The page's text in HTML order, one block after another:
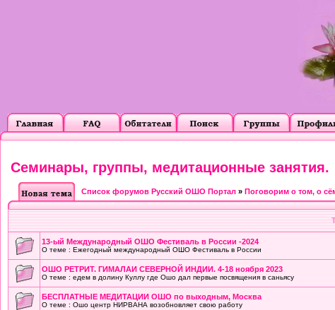
Семинары, группы, медитационные занятия.
Список форумов Русский ОШО Портал » Поговорим о том, о
13-ый Международный ОШО Фестиваль в России -2024
О теме : Ежегодный международный ОШО Фестиваль в России
ОШО РЕТРИТ. ГИМАЛАИ СЕВЕРНОЙ ИНДИИ. 4-18 ноября 2023
О теме : едем в долину Куллу где Ошо дал первые посвящения в саньясу
БЕСПЛАТНЫЕ МЕДИТАЦИИ ОШО по выходным, Москва
О теме : Ошо центр НИРВАНА возобновляет свою работу